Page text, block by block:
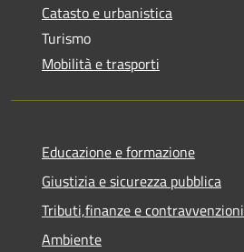
Catasto e urbanistica
Turismo
Mobilità e trasporti
Educazione e formazione
Giustizia e sicurezza pubblica
Tributi,finanze e contravvenzioni
Ambiente